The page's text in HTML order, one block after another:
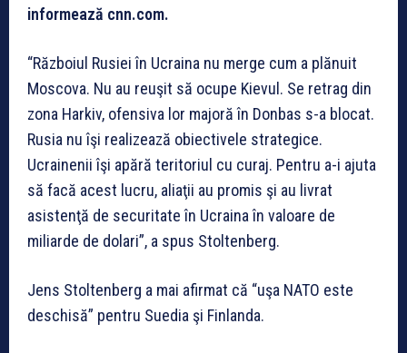
informează cnn.com.
“Războiul Rusiei în Ucraina nu merge cum a plănuit
Moscova. Nu au reuşit să ocupe Kievul. Se retrag din
zona Harkiv, ofensiva lor majoră în Donbas s-a blocat.
Rusia nu îşi realizează obiectivele strategice.
Ucrainenii îşi apără teritoriul cu curaj. Pentru a-i ajuta
să facă acest lucru, aliaţii au promis şi au livrat
asistenţă de securitate în Ucraina în valoare de
miliarde de dolari”, a spus Stoltenberg.
Jens Stoltenberg a mai afirmat că “uşa NATO este
deschisă” pentru Suedia şi Finlanda.